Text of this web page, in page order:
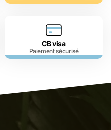
CB visa
Paiement sécurisé